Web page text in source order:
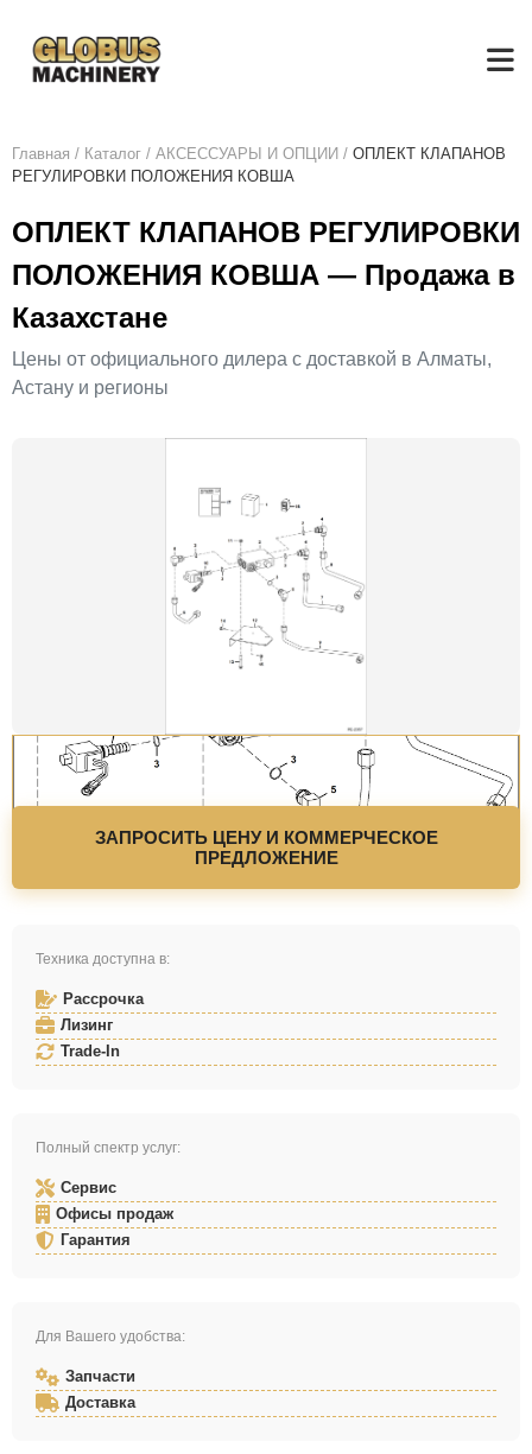
Главная / Каталог / АКСЕСCУАРЫ И ОПЦИИ / ОПЛЕКТ КЛАПАНОВ
РЕГУЛИРОВКИ ПОЛОЖЕНИЯ КОВША
ОПЛЕКТ КЛАПАНОВ РЕГУЛИРОВКИ
ПОЛОЖЕНИЯ КОВША — Продажа в
Казахстане
Цены от официального дилера с доставкой в Алматы,
Астану и регионы
ЗАПРОСИТЬ ЦЕНУ И КОММЕРЧЕСКОЕ
ПРЕДЛОЖЕНИЕ
Техника доступна в:
Рассрочка
Лизинг
Trade-In
Полный спектр услуг:
Сервис
Офисы продаж
Гарантия
Для Вашего удобства:
Запчасти
Доставка